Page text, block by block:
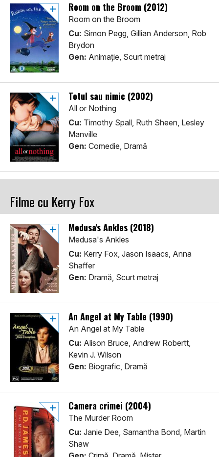
Room on the Broom (2012)
Room on the Broom
Cu: Simon Pegg, Gillian Anderson, Rob
Brydon
Gen: Animaţie, Scurt metraj
Totul sau nimic (2002)
All or Nothing
Cu: Timothy Spall, Ruth Sheen, Lesley
Manville
Gen: Comedie, Dramă
Filme cu Kerry Fox
Medusa's Ankles (2018)
Medusa's Ankles
Cu: Kerry Fox, Jason Isaacs, Anna
Shaffer
Gen: Dramă, Scurt metraj
An Angel at My Table (1990)
An Angel at My Table
Cu: Alison Bruce, Andrew Robertt,
Kevin J. Wilson
Gen: Biografic, Dramă
Camera crimei (2004)
The Murder Room
Cu: Janie Dee, Samantha Bond, Martin
Shaw